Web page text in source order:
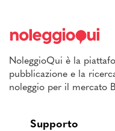
NoleggioQui è la
pubblicazione e la
noleggio per il mercato
Supporto